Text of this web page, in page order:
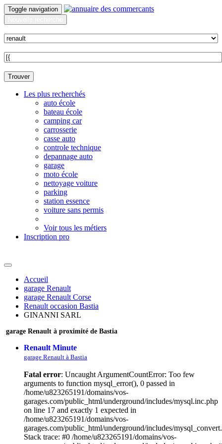
Toggle navigation
Trouver
Les plus recherchés
auto école
bateau école
camping car
carrosserie
casse auto
controle technique
depannage auto
garage
moto école
nettoyage voiture
parking
station essence
voiture sans permis
Voir tous les métiers
Inscription pro
Accueil
garage Renault
garage Renault Corse
Renault occasion Bastia
GINANNI SARL
garage Renault à proximité de Bastia
Renault Minute
garage Renault à Bastia
Fatal error: Uncaught ArgumentCountError: Too few
arguments to function mysql_error(), 0 passed in
/home/u823265191/domains/vos-
garages.com/public_html/underground/includes/mysql.inc.php
on line 17 and exactly 1 expected in
/home/u823265191/domains/vos-
garages.com/public_html/underground/includes/
Stack trace: #0 /home/u823265191/domains/vos-